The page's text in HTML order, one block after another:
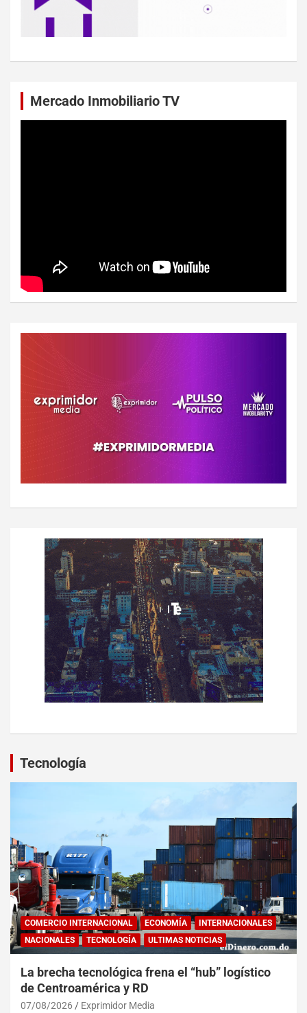
Mercado Inmobiliario TV
Tecnología
COMERCIO INTERNACIONAL ECONOMÍA
INTERNACIONALES
NACIONALES
TECNOLOGÍA ULTIMAS NOTICIAS
La brecha tecnológica frena el “hub” logístico
de Centroamérica y RD
07/08/2026 Exprimidor Media